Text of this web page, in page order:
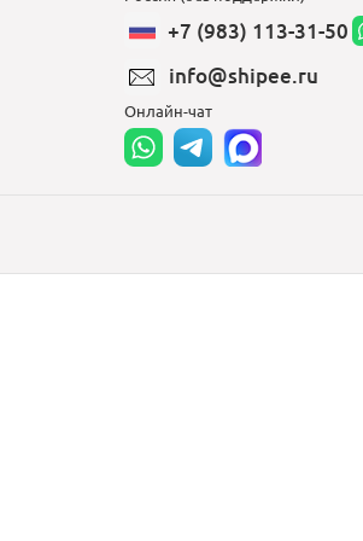
+7 (983) 113-31-50
info@shipee.ru
Онлайн-чат